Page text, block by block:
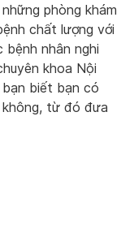
phòng khám
chất lượng với
nhân nghi
khoa Nội
biết bạn có
từ đó đưa